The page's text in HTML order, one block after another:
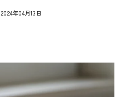
2024年04月13日